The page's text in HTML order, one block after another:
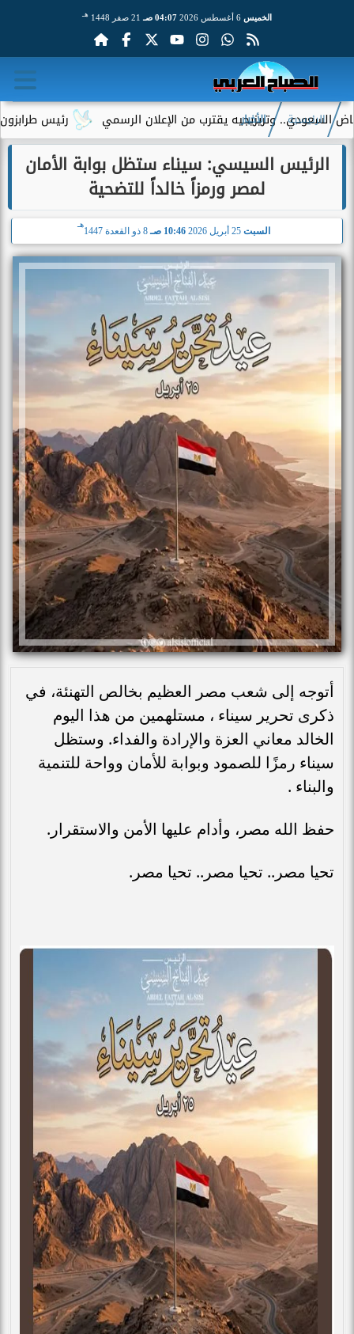
الخميس 04:07 صـ 21 صفر 1448 هـ
رئيس طرابزون سبور يكشف وتريزيجيه يقترب من الإعلان الرسمي
الرئيسية الأخبار
الرئيس السيسي: سيناء ستظل بوابة الأمان
لمصر ورمزاً خالداً للتضحية
السبت 10:46 صـ 8 ذو القعدة 1447
هـ
أتوجه إلى شعب مصر العظيم بخالص التهنئة، في
ذكرى تحرير سيناء ، مستلهمين من هذا اليوم
الخالد معاني العزة والإرادة والفداء. وستظل
سيناء رمزًا للصمود وبوابة للأمان وواحة للتنمية
والبناء .
حفظ الله مصر، وأدام عليها الأمن والاستقرار.
تحيا مصر.. تحيا مصر.. تحيا مصر.